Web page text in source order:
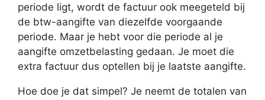
periode ligt, wordt de factuur ook meegeteld bij
de btw-aangifte van diezelfde voorgaande
periode. Maar je hebt voor die periode al je
aangifte omzetbelasting gedaan. Je moet die
extra factuur dus optellen bij je laatste aangifte.
Hoe doe je dat simpel? Je neemt de totalen van